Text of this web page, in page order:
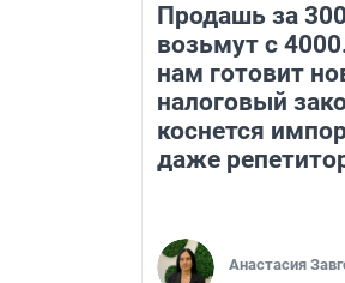
Продашь за
возьмут с
нам готовит
налоговый
коснется
даже
Анастасия